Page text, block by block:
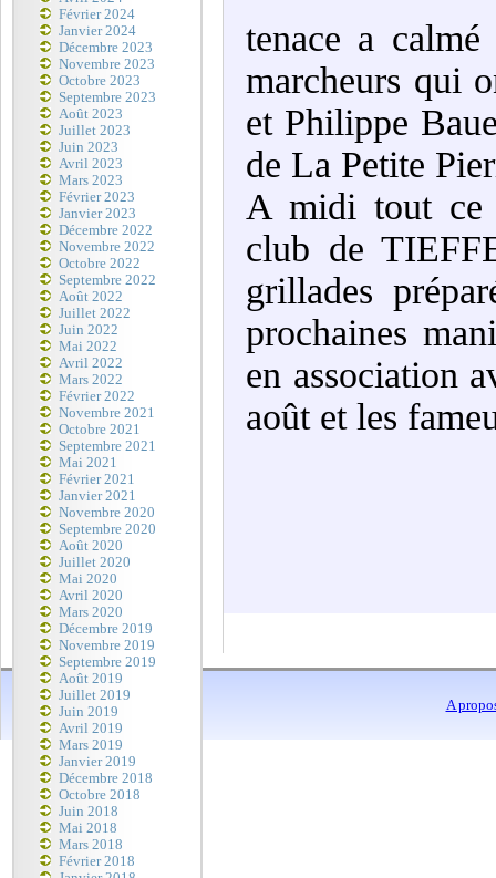
Février 2024
Janvier 2024
Décembre 2023
Novembre 2023
Octobre 2023
Septembre 2023
Août 2023
Juillet 2023
Juin 2023
Avril 2023
Mars 2023
Février 2023
Janvier 2023
Décembre 2022
Novembre 2022
Octobre 2022
Septembre 2022
Août 2022
Juillet 2022
Juin 2022
Mai 2022
Avril 2022
Mars 2022
Février 2022
Novembre 2021
Octobre 2021
Septembre 2021
Mai 2021
Février 2021
Janvier 2021
Novembre 2020
Septembre 2020
Août 2020
Juillet 2020
Mai 2020
Avril 2020
Mars 2020
Décembre 2019
Novembre 2019
Septembre 2019
Août 2019
Juillet 2019
Juin 2019
Avril 2019
Mars 2019
Janvier 2019
Décembre 2018
Octobre 2018
Juin 2018
Mai 2018
Mars 2018
Février 2018
tenace a
marcheurs qui
et Philippe
de La Petite
A midi tout ce
club de
grillades
prochaines
en association
août et les
A